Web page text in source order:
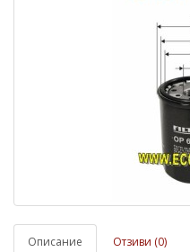
Описание Отзиви (0)